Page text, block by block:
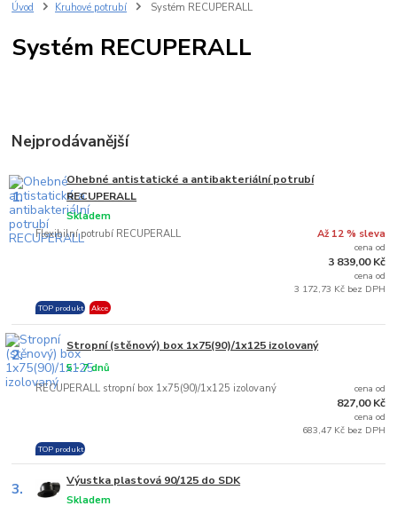
Úvod Kruhové potrubí Systém RECUPERALL
Systém RECUPERALL
Nejprodávanější
1.
Ohebné antistatické a antibakteriální potrubí
RECUPERALL
Flexibilní potrubí RECUPERALL
Skladem
TOP produkt Akce
Až 12 % sleva
cena od
3 839,00 Kč
cena od
3 172,73 Kč bez DPH
2. Stropní (stěnový) box 1x75(90)/1x125 izolovaný
RECUPERALL stropní box 1x75(90)/1x125 izolovaný
5 - 7 dnů
TOP produkt
cena od
827,00 Kč
cena od
683,47 Kč bez DPH
3. Výustka plastová 90/125 do SDK
Skladem